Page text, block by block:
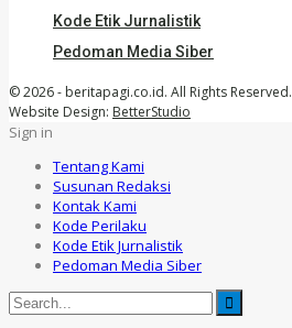
Kode Etik Jurnalistik
Pedoman Media Siber
© 2026 - beritapagi.co.id. All Rights Reserved.
Website Design: BetterStudio
Sign in
Tentang Kami
Susunan Redaksi
Kontak Kami
Kode Perilaku
Kode Etik Jurnalistik
Pedoman Media Siber